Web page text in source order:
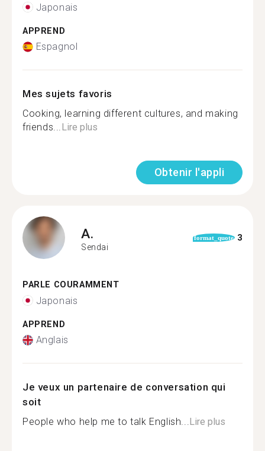
Japonais
APPREND
Espagnol
Mes sujets favoris
Cooking, learning different cultures, and making
friends...Lire plus
Obtenir l'appli
A.
Sendai
format_quote 3
PARLE COURAMMENT
Japonais
APPREND
Anglais
Je veux un partenaire de conversation qui
soit
People who help me to talk English...Lire plus